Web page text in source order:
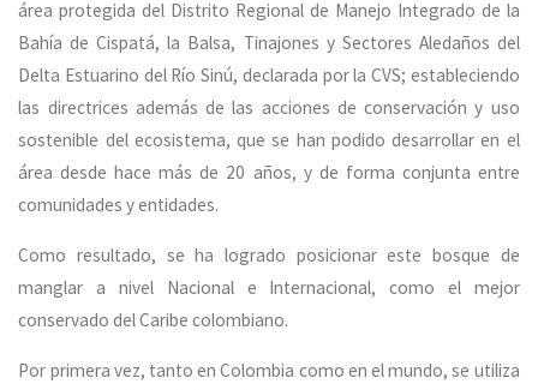
área protegida del Distrito Regional de Manejo Integrado de la
Bahía de Cispatá, la Balsa, Tinajones y Sectores Aledaños del
Delta Estuarino del Río Sinú, declarada por la CVS; estableciendo
las directrices además de las acciones de conservación y uso
sostenible del ecosistema, que se han podido desarrollar en el
área desde hace más de 20 años, y de forma conjunta entre
comunidades y entidades.
Como resultado, se ha logrado posicionar este bosque de
manglar a nivel Nacional e Internacional, como el mejor
conservado del Caribe colombiano.
Por primera vez, tanto en Colombia como en el mundo, se utiliza